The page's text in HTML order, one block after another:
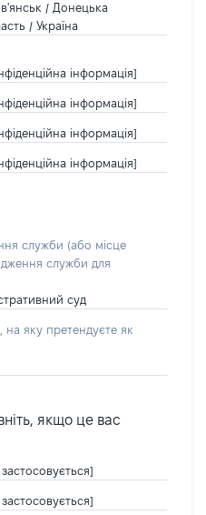
/ Донецька
/ Україна
інформація]
інформація]
інформація]
інформація]
служби (або місце
служби для
суд
на яку претендуєте як
якщо це вас